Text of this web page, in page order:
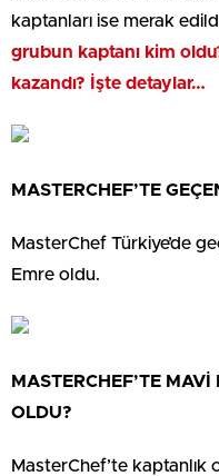
kaptanları ise merak
grubun kaptanı kim
kazandı? İşte detaylar…
MASTERCHEF’TE
MasterChef Türkiye’de
Emre oldu.
MASTERCHEF’TE
OLDU?
MasterChef’te